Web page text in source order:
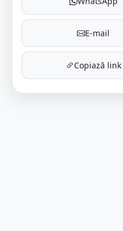
E-mail
Copiază link